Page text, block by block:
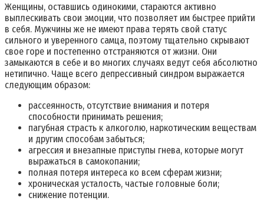
Женщины, оставшись одинокими, стараются активно
выплескивать свои эмоции, что позволяет им быстрее прийти
в себя. Мужчины же не имеют права терять свой статус
сильного и уверенного самца, поэтому тщательно скрывают
свое горе и постепенно отстраняются от жизни. Они
замыкаются в себе и во многих случаях ведут себя абсолютно
нетипично. Чаще всего депрессивный синдром выражается
следующим образом:
рассеянность, отсутствие внимания и потеря
способности принимать решения;
пагубная страсть к алкоголю, наркотическим веществам
и другим способам забыться;
агрессия и внезапные приступы гнева, которые могут
выражаться в самокопании;
полная потеря интереса ко всем сферам жизни;
хроническая усталость, частые головные боли;
снижение потенции.